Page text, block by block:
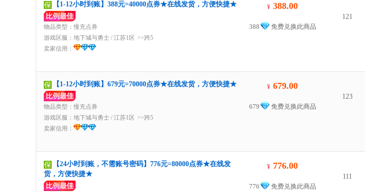
【1-12小时到账】388元=40000点券★在线发货，方便快捷★
物品类型：慢充点券
游戏区服： 地下城与勇士 / 江苏1区 >>跨5
卖家信用：
¥ 388.00
388 免费兑换此商品
121
【1-12小时到账】679元=70000点券★在线发货，方便快捷★
物品类型：慢充点券
游戏区服： 地下城与勇士 / 江苏1区 >>跨5
卖家信用：
¥ 679.00
679 免费兑换此商品
123
【24小时到账，不需账号密码】776元=80000点券★在线发
货，方便快捷★
¥ 776.00
776 免费兑换此商品
111